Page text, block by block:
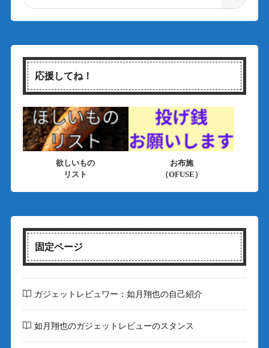
応援してね！
欲しいもの
リスト
お布施
（OFUSE）
固定ページ
ガジェットレビュワー：如月翔也の自己紹介
如月翔也のガジェットレビューのスタンス